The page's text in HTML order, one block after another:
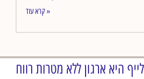
קרא עוד »
היא ארגון ללא מטרות רווח